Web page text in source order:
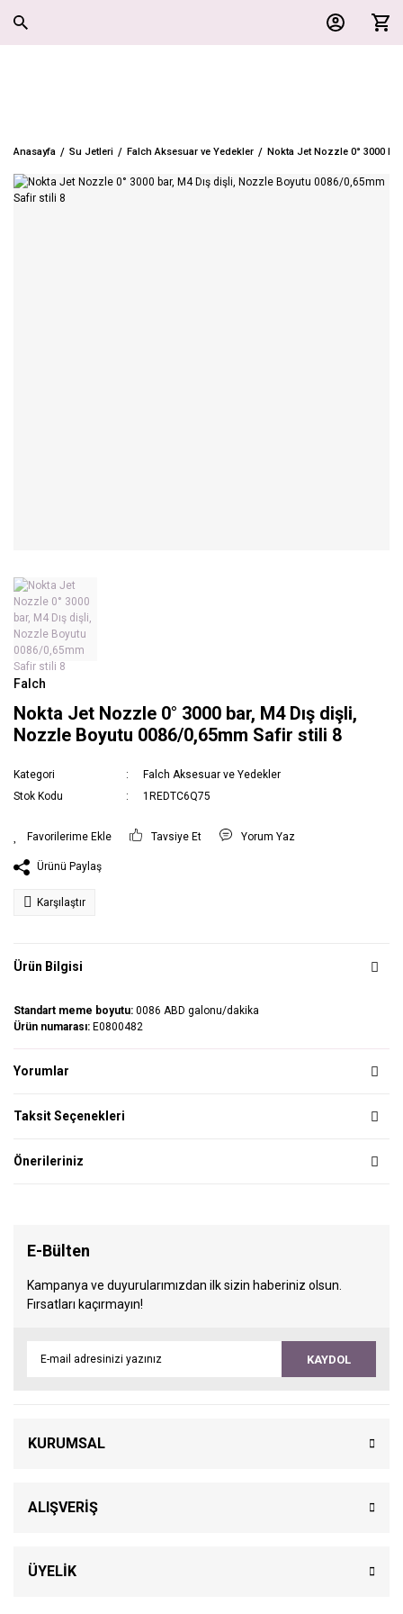
Anasayfa Su Jetleri Falch Aksesuar ve Yedekler Nokta Jet Nozzle 0° 3000
Falch
Nokta Jet Nozzle 0° 3000 bar, M4 Dış dişli,
Nozzle Boyutu 0086/0,65mm Safir stili 8
Kategori
Falch Aksesuar ve Yedekler
Stok Kodu
1REDTC6Q75
Tavsiye Et Yorum Yaz
Ürünü Paylaş
Karşılaştır
Ürün Bilgisi
Standart meme boyutu: 0086 ABD galonu/dakika
Ürün numarası: E0800482
Yorumlar
Taksit Seçenekleri
Önerileriniz
E-Bülten
Kampanya ve duyurularımızdan ilk sizin haberiniz olsun.
Fırsatları kaçırmayın!
KAYDOL
KURUMSAL
ALIŞVERİŞ
ÜYELİK